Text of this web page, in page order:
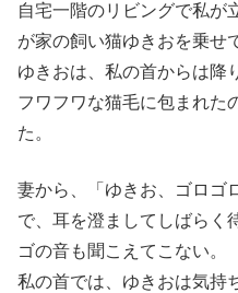
自宅一階のリビングで私が
が家の飼い猫ゆきおを乗せ
ゆきおは、私の首からは降
フワフワな猫毛に包まれた
た。
妻から、「ゆきお、ゴロゴ
で、耳を澄ましてしばらく
ゴの音も聞こえてこない。
私の首では、ゆきおは気持